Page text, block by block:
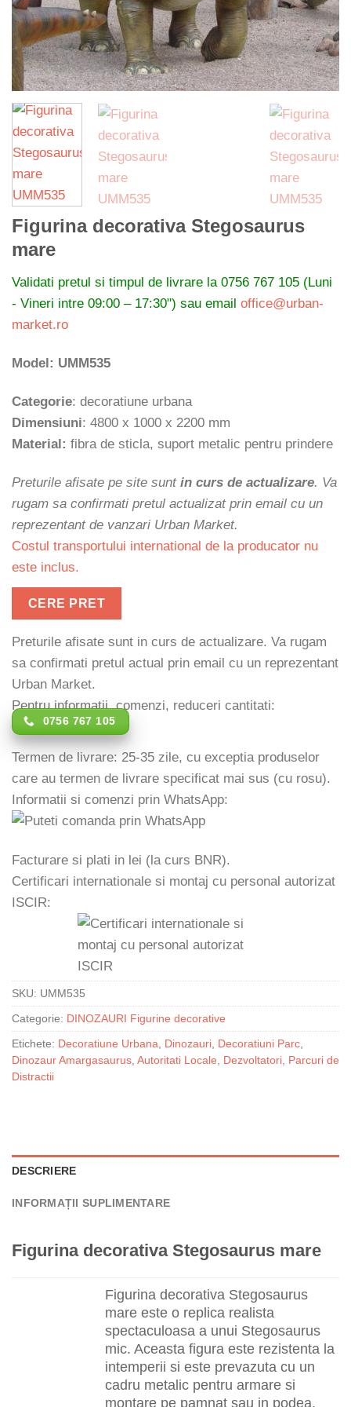
Figurina decorativa Stegosaurus
mare
Validati pretul si timpul de livrare la 0756 767 105 (Luni
- Vineri intre 09:00 – 17:30") sau email office@urban-
market.ro
Model: UMM535
Categorie: decoratiune urbana
Dimensiuni: 4800 x 1000 x 2200 mm
Material: fibra de sticla, suport metalic pentru prindere
Preturile afisate pe site sunt in curs de actualizare. Va
rugam sa confirmati pretul actualizat prin email cu un
reprezentant de vanzari Urban Market.
Costul transportului international de la producator nu
este inclus.
CERE PRET
Preturile afisate sunt in curs de actualizare. Va rugam
sa confirmati pretul actual prin email cu un reprezentant
Urban Market.
Pentru informatii, comenzi, reduceri cantitati:
0756 767 105
Termen de livrare: 25-35 zile, cu exceptia produselor
care au termen de livrare specificat mai sus (cu rosu).
Informatii si comenzi prin WhatsApp:
Facturare si plati in lei (la curs BNR).
Certificari internationale si montaj cu personal autorizat
ISCIR:
SKU: UMM535
Categorie: DINOZAURI Figurine decorative
Etichete: Decoratiune Urbana, Dinozauri, Decoratiuni Parc,
Dinozaur Amargasaurus, Autoritati Locale, Dezvoltatori, Parcuri de
Distractii
DESCRIERE
INFORMAȚII SUPLIMENTARE
Figurina decorativa Stegosaurus mare
Figurina decorativa Stegosaurus
mare este o replica realista
spectaculoasa a unui Stegosaurus
mic. Aceasta figura este rezistenta la
intemperii si este prevazuta cu un
cadru metalic pentru armare si
montare pe pamnat sau in podea.